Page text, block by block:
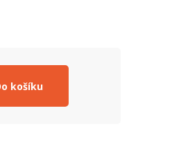
Do košíku